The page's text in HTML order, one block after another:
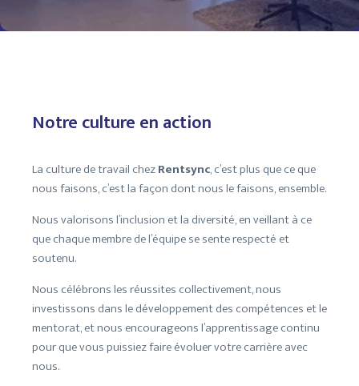
Notre culture en action
La culture de travail chezRentsync, c’est plus que ce que
nous faisons, c’est la façon dont nous le faisons, ensemble.
Nous valorisons l’inclusion et la diversité, en veillant à ce
que chaque membre de l’équipe se sente respecté et
soutenu.
Nous célébrons les réussites collectivement, nous
investissons dans le développement des compétences et le
mentorat, et nous encourageons l’apprentissage continu
pour que vous puissiez faire évoluer votre carrière avec
nous.